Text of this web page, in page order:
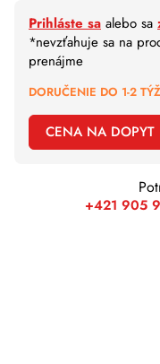
Prihláste sa alebo sa
*nevzťahuje sa na
prenájme
DORUČENIE DO 1-2
CENA NA DOPYT
+421 905